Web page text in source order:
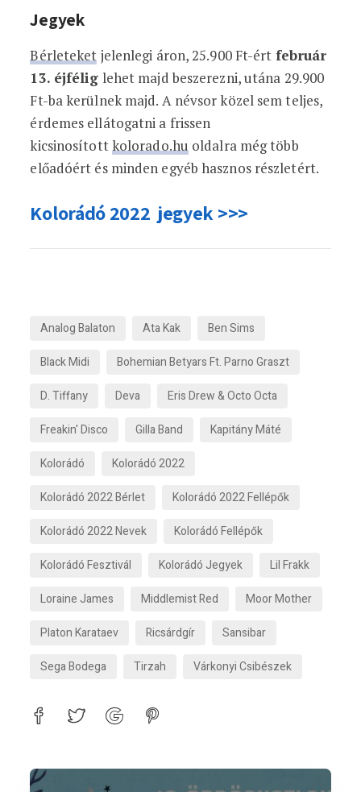
Jegyek
Bérleteket jelenlegi áron, 25.900 Ft-ért február
13. éjfélig lehet majd beszerezni, utána 29.900
Ft-ba kerülnek majd. A névsor közel sem teljes,
érdemes ellátogatni a frissen
kicsinosítottkolorado.hu oldalra még több
előadóért és minden egyéb hasznos részletért.
Kolorádó 2022 jegyek >>>
Analog Balaton Ata Kak
Ben Sims
Black Midi
Bohemian Betyars Ft. Parno Graszt
D. Tiffany
Deva
Eris Drew & Octo Octa
Freakin' Disco
Gilla Band
Kapitány Máté
Kolorádó
Kolorádó 2022
Kolorádó 2022 Bérlet
Kolorádó 2022 Fellépők
Kolorádó 2022 Nevek
Kolorádó Fellépők
Kolorádó Fesztivál
Kolorádó Jegyek
Lil Frakk
Loraine James
Middlemist Red
Moor Mother
Platon Karataev
Ricsárdgír
Sansibar
Sega Bodega
Tirzah Várkonyi Csibészek